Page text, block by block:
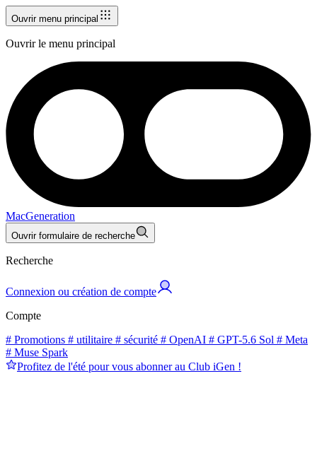
Ouvrir menu principal
Ouvrir le menu principal
MacGeneration
Ouvrir formulaire de recherche
Recherche
Connexion ou création de compte
Compte
# Promotions # utilitaire # sécurité # OpenAI # GPT-5.6 Sol # Meta
# Muse Spark
Profitez de l'été pour vous abonner au Club iGen !